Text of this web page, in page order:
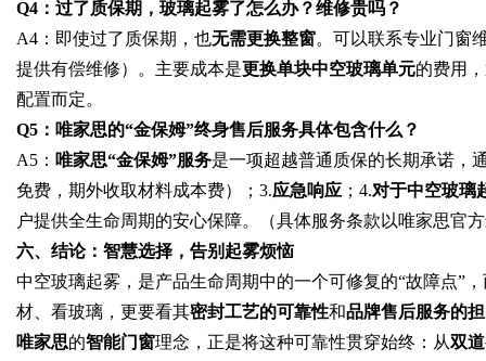
Q4：过了质保期，玻璃起雾了怎么办？维修贵吗？
A4：即使过了质保期，也无需更换整窗。可以联系专业门窗
提供有偿维修）。主要成本是更换单块中空玻璃单元的费用
配置而定。
Q5：唯家思的“金保姆”终身售后服务具体包含什么？
A5： 唯家思“金保姆”服务是一项超越普通质保的长期承诺，
免费，期外收取材料成本费）；3.应急响应 ；4.对于中空玻璃
户提供全生命周期的安心保障。（具体服务条款以唯家思官
六、 结论： 智慧选择，告别起雾烦恼
中空玻璃起雾，是产品生命周期中的一个可修复的“故障点”
材、看玻璃，更要看其密封工艺的可靠性和品牌售后服务的
唯家思的智能门窗理念，正是将这种可靠性贯穿始终：从双